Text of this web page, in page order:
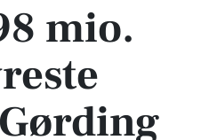
mio.